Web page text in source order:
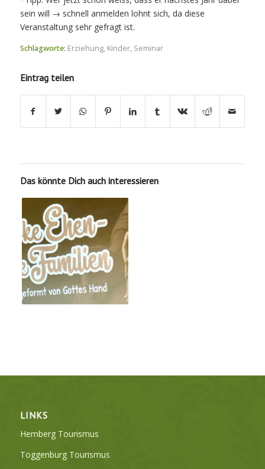
sein will → schnell anmelden lohnt sich, da diese
Veranstaltung sehr gefragt ist.
Schlagworte: Erziehung, Kinder, Seminar
Eintrag teilen
Das könnte Dich auch interessieren
LINKS
Hemberg Tourismus
Toggenburg Tourismus